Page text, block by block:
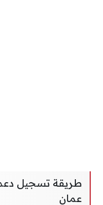
طريقة تسجيل
عمان